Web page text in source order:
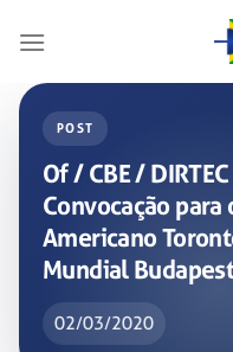
POST
Of / CBE /
Convocação
Americano
Mundial
02/03/2020